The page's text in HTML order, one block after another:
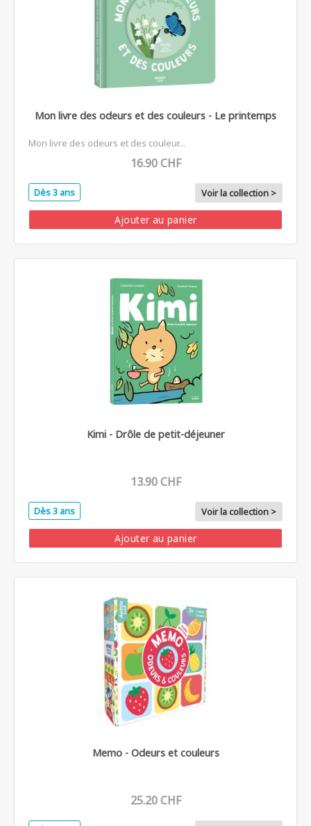
Mon livre des odeurs et des couleurs - Le printemps
Mon livre des odeurs et des couleur...
16.90 CHF
Dès 3 ans Voir la collection >
Ajouter au panier
Kimi - Drôle de petit-déjeuner
13.90 CHF
Dès 3 ans Voir la collection >
Ajouter au panier
Memo - Odeurs et couleurs
25.20 CHF